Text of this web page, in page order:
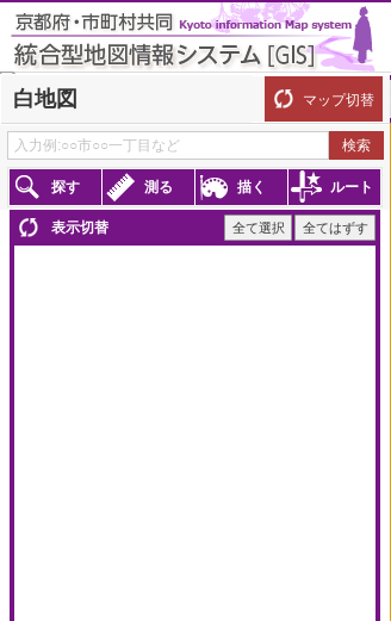
白地図 マップ切替
探す 測る 描く ルート
表示切替 全て選択 全てはずす